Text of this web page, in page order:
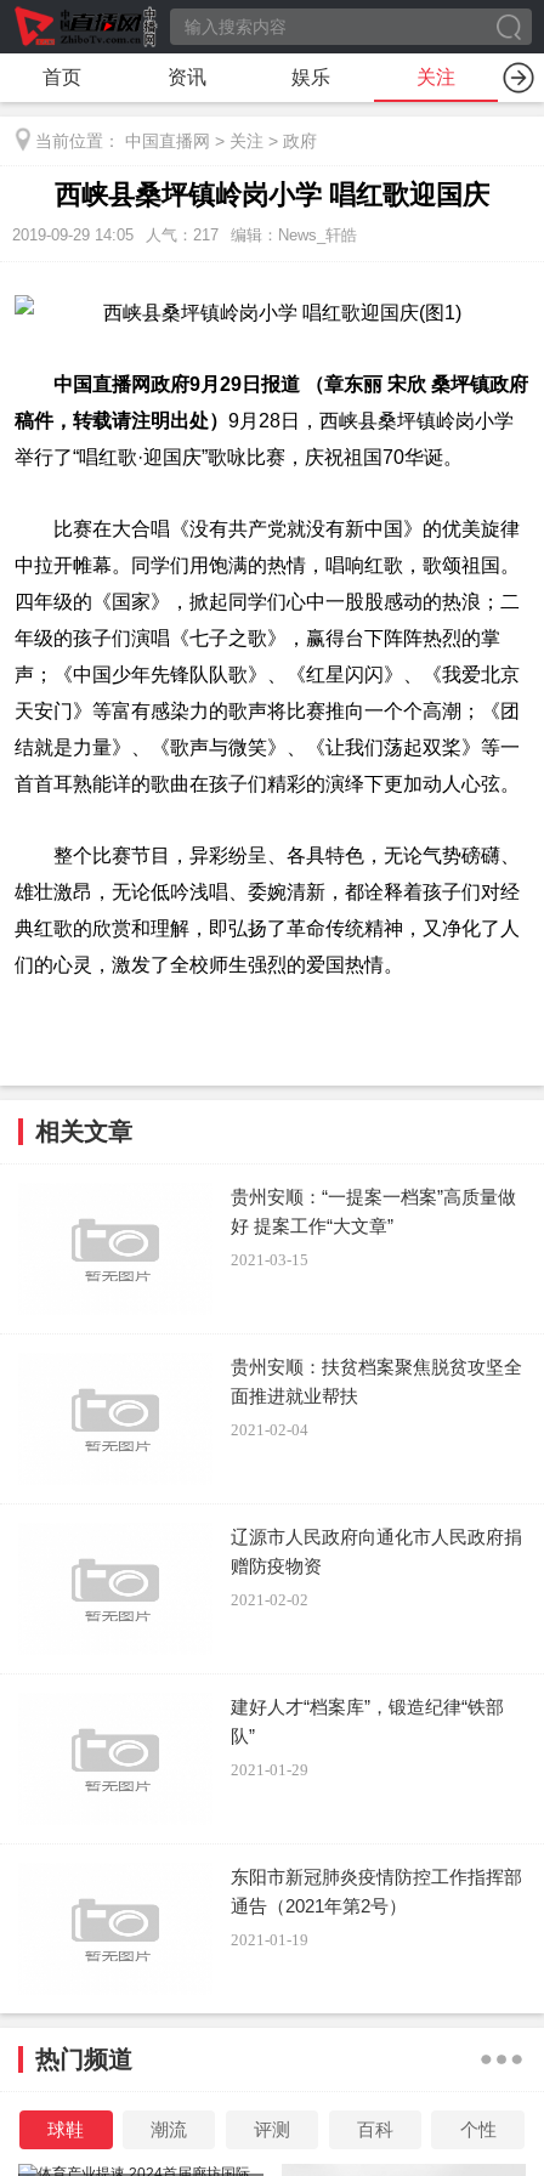
首页 资讯 娱乐 关注
当前位置： 中国直播网 > 关注 > 政府
西峡县桑坪镇岭岗小学 唱红歌迎国庆
2019-09-29 14:05 人气： 217 编辑：News_轩皓
中国直播网政府9月29日报道 （章东丽 宋欣 桑坪镇政府
稿件，转载请注明出处） 9月28日，西峡县桑坪镇岭岗小学
举行了“唱红歌·迎国庆”歌咏比赛，庆祝祖国70华诞。
比赛在大合唱《没有共产党就没有新中国》的优美旋律
中拉开帷幕。同学们用饱满的热情，唱响红歌，歌颂祖国。
四年级的《国家》，掀起同学们心中一股股感动的热浪；二
年级的孩子们演唱《七子之歌》，赢得台下阵阵热烈的掌
声；《中国少年先锋队队歌》、《红星闪闪》、《我爱北京
天安门》等富有感染力的歌声将比赛推向一个个高潮；《团
结就是力量》、《歌声与微笑》、《让我们荡起双桨》等一
首首耳熟能详的歌曲在孩子们精彩的演绎下更加动人心弦。
整个比赛节目，异彩纷呈、各具特色，无论气势磅礴、
雄壮激昂，无论低吟浅唱、委婉清新，都诠释着孩子们对经
典红歌的欣赏和理解，即弘扬了革命传统精神，又净化了人
们的心灵，激发了全校师生强烈的爱国热情。
相关文章
贵州安顺：“一提案一档案”高质量做
好 提案工作“大文章”
2021-03-15
贵州安顺：扶贫档案聚焦脱贫攻坚全
面推进就业帮扶
2021-02-04
辽源市人民政府向通化市人民政府捐
赠防疫物资
2021-02-02
建好人才“档案库”，锻造纪律“铁部
队”
2021-01-29
东阳市新冠肺炎疫情防控工作指挥部
通告（2021年第2号）
2021-01-19
热门频道
球鞋 潮流 评测 百科 个性